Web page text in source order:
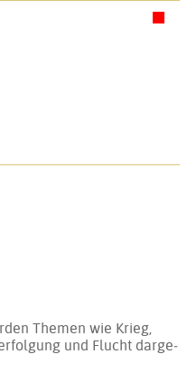
The­men wie Krieg,
und Flucht dar­ge­